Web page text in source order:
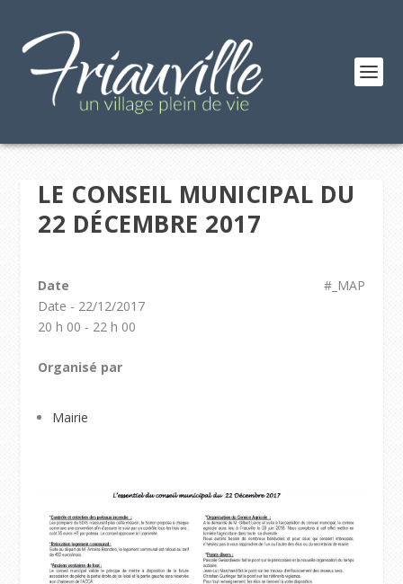
LE CONSEIL MUNICIPAL DU
22 DÉCEMBRE 2017
#_MAP
Date
Date - 22/12/2017
20 h 00 - 22 h 00
Organisé par
Mairie